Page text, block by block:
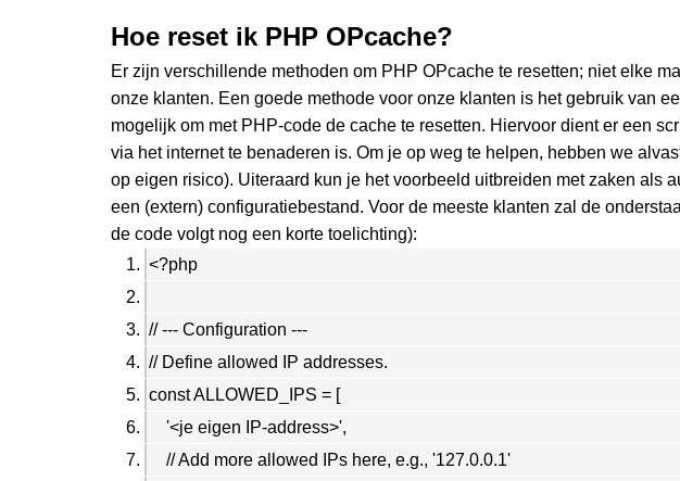
Hoe reset ik PHP OPcache?
Er zijn verschillende methoden om PHP OPcache te resetten; niet elke
onze klanten. Een goede methode voor onze klanten is het gebruik van
mogelijk om met PHP-code de cache te resetten. Hiervoor dient er een
via het internet te benaderen is. Om je op weg te helpen, hebben we
op eigen risico). Uiteraard kun je het voorbeeld uitbreiden met zaken als
een (extern) configuratiebestand. Voor de meeste klanten zal de
de code volgt nog een korte toelichting):
<?php
// --- Configuration ---
// Define allowed IP addresses.
const ALLOWED_IPS = [
'<je eigen IP-address>',
// Add more allowed IPs here, e.g., '127.0.0.1'